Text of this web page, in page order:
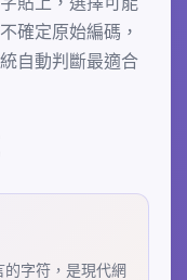
確定原始編碼，
自動判斷最適合
字符，是現代網